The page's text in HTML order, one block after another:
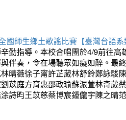
國師生鄉土歌謠比賽【臺灣台語
勤指導。本校合唱團於4/9前往
伴奏，令在場聽眾如癡如醉。最
晴薇徐子甯許芷葳林舒鈴鄭詠駿
苡庭方育惠邵政瑜蘇浱萱林奇葳
詩昀王苡慈蔡博宸鍾儱宇陳之晴